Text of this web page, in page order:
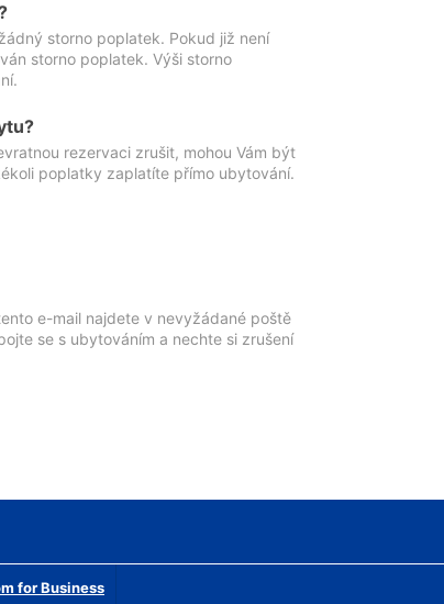
storno poplatek. Pokud již není
storno poplatek. Výši storno
rezervaci zrušit, mohou Vám být
poplatky zaplatíte přímo ubytování.
e-mail najdete v nevyžádané poště
se s ubytováním a nechte si zrušení
for Business